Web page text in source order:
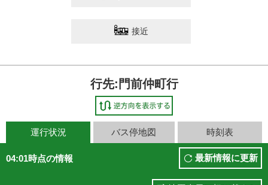
接近
行先:門前仲町行
運行状況 バス停地図 時刻表
04:01時点の情報 最新情報に更新